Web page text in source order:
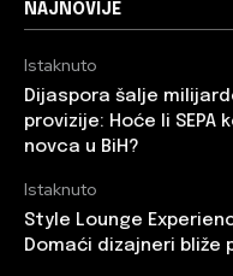
NAJNOVIJE
Istaknuto
Dijaspora šalje
provizije: Hoće li
novca u BiH?
Istaknuto
Style Lounge
Domaći dizajneri bliže